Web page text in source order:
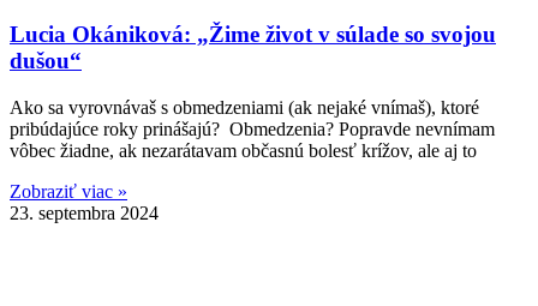
Lucia Okániková: „Žime život v súlade so svojou
dušou“
Ako sa vyrovnávaš s obmedzeniami (ak nejaké vnímaš), ktoré
pribúdajúce roky prinášajú? Obmedzenia? Popravde nevnímam
vôbec žiadne, ak nezarátavam občasnú bolesť krížov, ale aj to
Zobraziť viac »
23. septembra 2024